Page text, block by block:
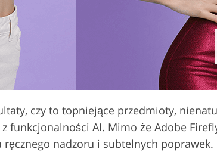
czy to topniejące przedmioty,
funkcjonalności AI. Mimo że Adobe
nadzoru i subtelnych poprawek.